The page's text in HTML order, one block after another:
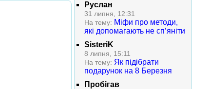
Руслан
31 липня, 12:31
На тему: Міфи про методи,
які допомагають не сп’яніти
SisteriK
8 липня, 15:11
На тему: Як підібрати
подарунок на 8 Березня
Пробігав